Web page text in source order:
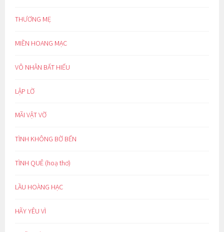
THƯƠNG MẸ
MIỀN HOANG MẠC
VÔ NHÂN BẤT HIẾU
LẬP LỜ
MÃI VẬT VỜ
TÌNH KHÔNG BỜ BẾN
TÌNH QUÊ (hoạ thơ)
LẦU HOÀNG HẠC
HÃY YÊU VÌ